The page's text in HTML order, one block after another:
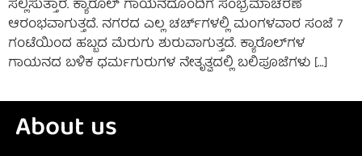
ಸಲ್ಲಿಸುತ್ತಾರೆ. ಕ್ಯಾರೊಲ್ ಗಾಯನದೊಂದಿಗೆ ಸಂಭ್ರಮಾಚರಣೆ
ಆರಂಭವಾಗುತ್ತದೆ. ನಗರದ ಎಲ್ಲ ಚರ್ಚ್‌ಗಳಲ್ಲಿ ಮಂಗಳವಾರ ಸಂಜೆ 7
ಗಂಟೆಯಿಂದ ಹಬ್ಬದ ಮೆರುಗು ಶುರುವಾಗುತ್ತದೆ. ಕ್ಯಾರೊಲ್‌ಗಳ
ಗಾಯನದ ಬಳಿಕ ಧರ್ಮಗುರುಗಳ ನೇತೃತ್ವದಲ್ಲಿ ಬಲಿಪೂಜೆಗಳು […]
About us